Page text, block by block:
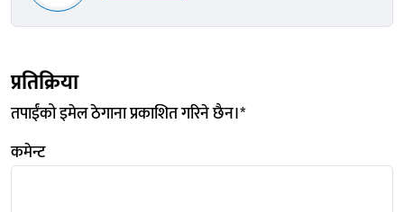
प्रतिक्रिया
तपाईंको इमेल ठेगाना प्रकाशित गरिने छैन।*
कमेन्ट